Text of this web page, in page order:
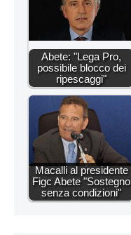
Abete: "Lega Pro,
possibile blocco dei
ripescaggi"
Macalli al presidente
Figc Abete "Sostegno
senza condizioni"